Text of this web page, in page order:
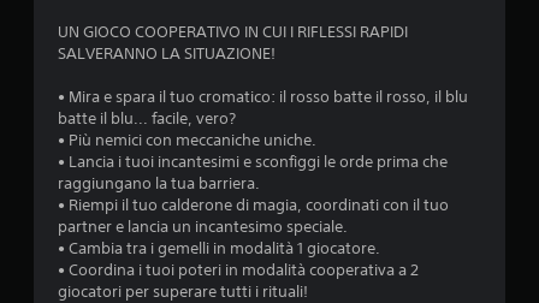
UN GIOCO COOPERATIVO IN CUI I RIFLESSI RAPIDI
SALVERANNO LA SITUAZIONE!
• Mira e spara il tuo cromatico: il rosso batte il rosso, il blu
batte il blu... facile, vero?
• Più nemici con meccaniche uniche.
• Lancia i tuoi incantesimi e sconfiggi le orde prima che
raggiungano la tua barriera.
• Riempi il tuo calderone di magia, coordinati con il tuo
partner e lancia un incantesimo speciale.
• Cambia tra i gemelli in modalità 1 giocatore.
• Coordina i tuoi poteri in modalità cooperativa a 2
giocatori per superare tutti i rituali!